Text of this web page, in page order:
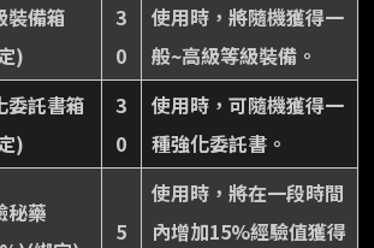
裝備箱
)
3
0
使用時，將隨機獲得一
般~高級等級裝備。
委託書箱
)
3
0
使用時，可隨機獲得一
種強化委託書。
秘藥
5
使用時，將在一段時間
內增加15%經驗值獲得